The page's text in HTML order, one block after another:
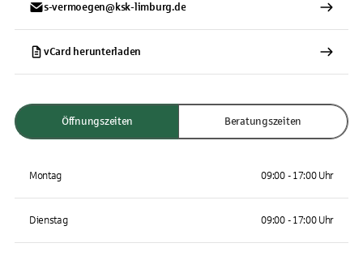
s-vermoegen@ksk-limburg.de
vCard herunterladen
Öffnungszeiten Beratungszeiten
Montag 09:00 - 17:00 Uhr
Dienstag 09:00 - 17:00 Uhr